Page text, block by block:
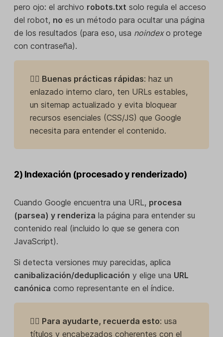
pero ojo: el archivo robots.txt solo regula el acceso
del robot, no es un método para ocultar una página
de los resultados (para eso, usa noindexo protege
con contraseña).
👉🏼 Buenas prácticas rápidas: haz un
enlazado interno claro, ten URLs estables,
un sitemap actualizado y evita bloquear
recursos esenciales (CSS/JS) que Google
necesita para entender el contenido.
2) Indexación (procesado y renderizado)
Cuando Google encuentra una URL, procesa
(parsea) y renderiza la página para entender su
contenido real (incluido lo que se genera con
JavaScript).
Si detecta versiones muy parecidas, aplica
canibalización/deduplicación y elige una URL
canónica como representante en el índice.
👉🏼 Para ayudarte, recuerda esto: usa
títulos y encabezados coherentes con el